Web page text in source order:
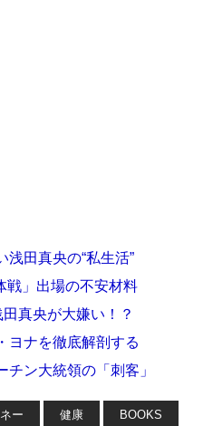
田真央の“私生活”
戦」出場の不安材料
真央が大嫌い！？
ヨナを徹底解剖する
ン大統領の「刺客」
ー 健康 BOOKS